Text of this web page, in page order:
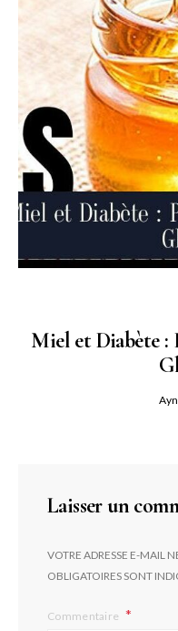
Miel et Diabète :
Laisser un
VOTRE ADRESSE E-MAIL
OBLIGATOIRES SONT
Commentaire